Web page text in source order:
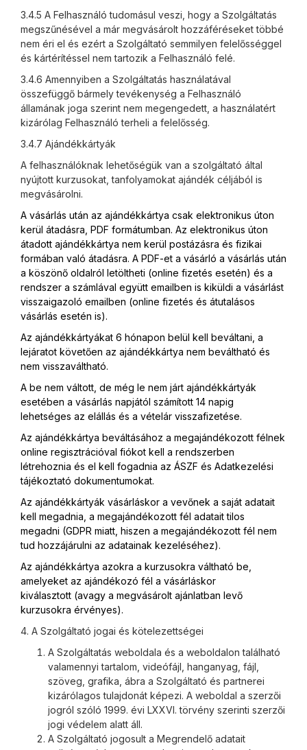
3.4.5 A Felhasználó tudomásul veszi, hogy a Szolgáltatás
megszűnésével a már megvásárolt hozzáféréseket többé
nem éri el és ezért a Szolgáltató semmilyen felelősséggel
és kártérítéssel nem tartozik a Felhasználó felé.
3.4.6 Amennyiben a Szolgáltatás használatával
összefüggő bármely tevékenység a Felhasználó
államának joga szerint nem megengedett, a használatért
kizárólag Felhasználó terheli a felelősség.
3.4.7 Ajándékkártyák
A felhasználóknak lehetőségük van a szolgáltató által
nyújtott kurzusokat, tanfolyamokat ajándék céljából is
megvásárolni.
A vásárlás után az ajándékkártya csak elektronikus úton
kerül átadásra, PDF formátumban. Az elektronikus úton
átadott ajándékkártya nem kerül postázásra és fizikai
formában való átadásra. A PDF-et a vásárló a vásárlás után
a köszönő oldalról letöltheti (online fizetés esetén) és a
rendszer a számlával együtt emailben is kiküldi a vásárlást
visszaigazoló emailben (online fizetés és átutalásos
vásárlás esetén is).
Az ajándékkártyákat 6 hónapon belül kell beváltani, a
lejáratot követően az ajándékkártya nem beváltható és
nem visszaváltható.
A be nem váltott, de még le nem járt ajándékkártyák
esetében a vásárlás napjától számított 14 napig
lehetséges az elállás és a vételár visszafizetése.
Az ajándékkártya beváltásához a megajándékozott félnek
online regisztrációval fiókot kell a rendszerben
létrehoznia és el kell fogadnia az ÁSZF és Adatkezelési
tájékoztató dokumentumokat.
Az ajándékkártyák vásárláskor a vevőnek a saját adatait
kell megadnia, a megajándékozott fél adatait tilos
megadni (GDPR miatt, hiszen a megajándékozott fél nem
tud hozzájárulni az adatainak kezeléséhez).
Az ajándékkártya azokra a kurzusokra váltható be,
amelyeket az ajándékozó fél a vásárláskor
kiválasztott (avagy a megvásárolt ajánlatban levő
kurzusokra érvényes).
4. A Szolgáltató jogai és kötelezettségei
A Szolgáltatás weboldala és a weboldalon található
valamennyi tartalom, videófájl, hanganyag, fájl,
szöveg, grafika, ábra a Szolgáltató és partnerei
kizárólagos tulajdonát képezi. A weboldal a szerzői
jogról szóló 1999. évi LXXVI. törvény szerinti szerzői
jogi védelem alatt áll.
A Szolgáltató jogosult a Megrendelő adatait